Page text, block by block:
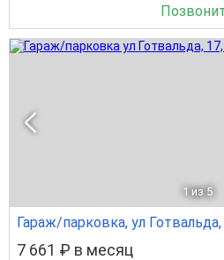
1 из 5
Гараж/парковка, ул
7 661 ₽ в месяц